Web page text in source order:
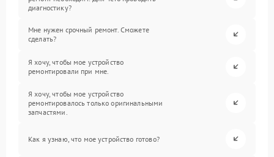
диагностику?
Мне нужен срочный ремонт. Сможете
сделать?
Я хочу, чтобы мое устройство
ремонтировали при мне.
Я хочу, чтобы мое устройство
ремонтировалось только оригинальными
запчастями.
Как я узнаю, что мое устройство готово?